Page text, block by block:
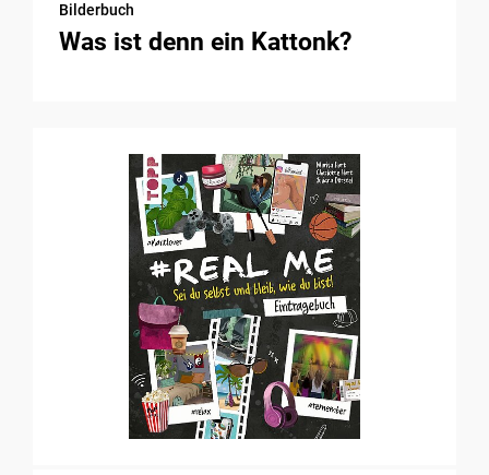
Bilderbuch
Was ist denn ein Kattonk?